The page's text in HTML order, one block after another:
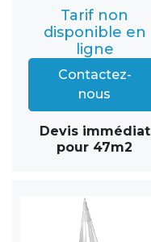
Tarif non
disponible en
ligne
Contactez-
nous
Devis immédiat
pour 47m2